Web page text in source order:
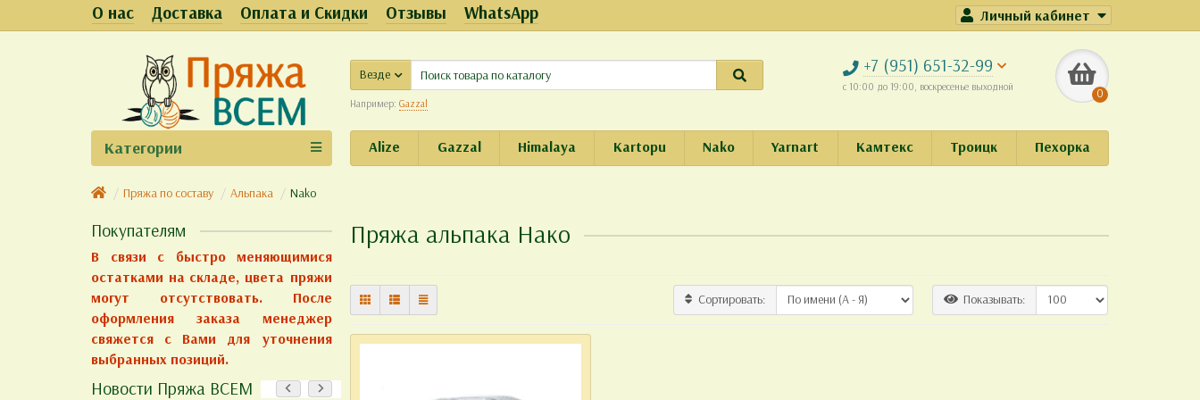
Личный кабинет
О нас Доставка Оплата и Скидки Отзывы WhatsApp
+7 (951) 651-32-99
с 10:00 до 19:00, воскресенье выходной 0
Везде
Например: Gazzal
Alize Gazzal Himalaya Kartopu Nako Yarnart Камтекс Троицк Пехорка
Категории
Пряжа по составу Альпака Nako
Покупателям
В связи с быстро меняющимися
остатками на складе, цвета пряжи
могут отсутствовать. После
оформления заказа менеджер
свяжется с Вами для уточнения
выбранных позиций.
Новости Пряжа ВСЕМ
Пряжа альпака Нако
Сортировать: Показывать: